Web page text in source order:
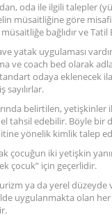
oda ile ilgili talepler
müsaitliğine göre
bağlıdır ve
yatak uygulaması
ve coach bed olarak
odaya eklenecek
belirtilen, yetişkinler
tahsil edebilir. Böyle
yönelik kimlik talep
çocuğun iki yetişkin
çocuk” için geçerlidir.
ya da yerel
uygulanmakta olan her